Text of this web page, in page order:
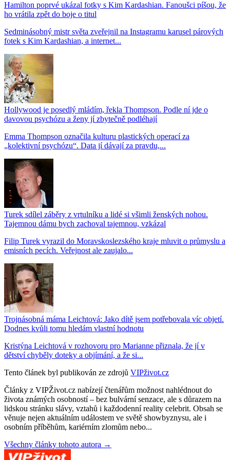
Hamilton poprvé ukázal fotky s Kim Kardashian. Fanoušci píšou, že
ho vrátila zpět do boje o titul
Sedminásobný mistr světa zveřejnil na Instagramu karusel párových
fotek s Kim Kardashian, a internet...
Hollywood je posedlý mládím, řekla Thompson. Podle ní jde o
davovou psychózu a ženy jí zbytečně podléhají
Emma Thompson označila kulturu plastických operací za
„kolektivní psychózu“. Data jí dávají za pravdu,...
Turek sdílel záběry z vrtulníku a lidé si všimli ženských nohou.
Tajemnou dámu bych zachoval tajemnou, vzkázal
Filip Turek vyrazil do Moravskoslezského kraje mluvit o průmyslu a
emisních pecích. Veřejnost ale zaujalo...
Trojnásobná máma Leichtová: Jako dítě jsem potřebovala víc objetí.
Dodnes kvůli tomu hledám vlastní hodnotu
Kristýna Leichtová v rozhovoru pro Marianne přiznala, že jí v
dětství chyběly doteky a objímání, a že si...
Tento článek byl publikován ze zdrojů VIPživot.cz
Články z VIPŽivot.cz nabízejí čtenářům možnost nahlédnout do
života známých osobností – bez bulvární senzace, ale s důrazem na
lidskou stránku slávy, vztahů i každodenní reality celebrit. Obsah se
věnuje nejen aktuálním událostem ve světě showbyznysu, ale i
osobním příběhům, kariérním zlomům nebo...
Všechny články tohoto autora →